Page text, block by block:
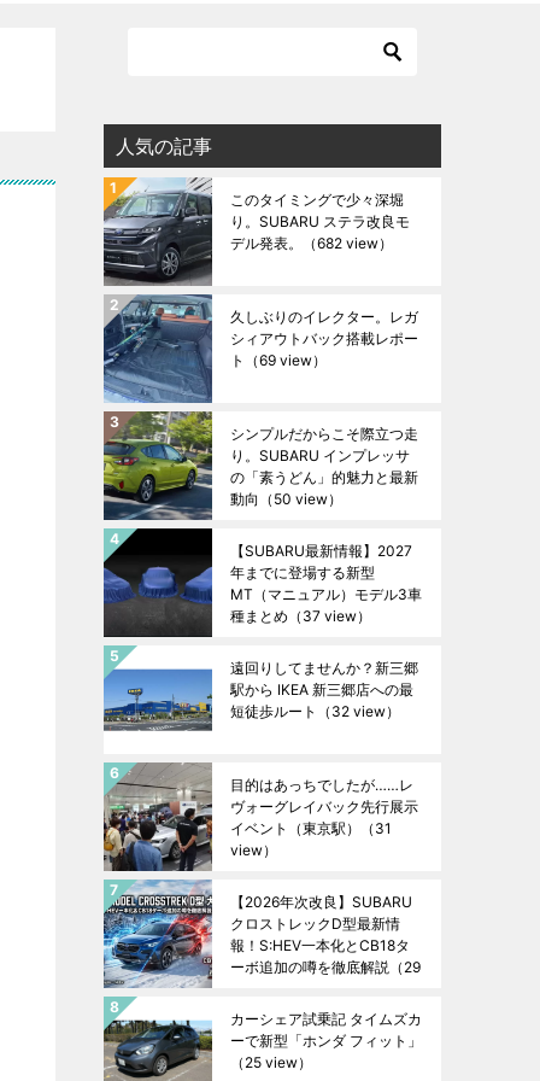
人気の記事
このタイミングで少々深堀
り。SUBARU ステラ改良モ
デル発表。
（682 view）
久しぶりのイレクター。レガ
シィアウトバック搭載レポー
ト
（69 view）
シンプルだからこそ際立つ走
り。SUBARU インプレッサ
の「素うどん」的魅力と最新
動向 （50 view）
【SUBARU最新情報】2027
年までに登場する新型
MT（マニュアル）モデル3車
種まとめ （37 view）
遠回りしてませんか？新三郷
駅から IKEA 新三郷店への最
短徒歩ルート
（32 view）
目的はあっちでしたが……レ
ヴォーグレイバック先行展示
イベント（東京駅）
（31
view）
【2026年次改良】SUBARU
クロストレックD型最新情
報！S:HEV一本化とCB18タ
ーボ追加の噂を徹底解説 （29
カーシェア試乗記 タイムズカ
ーで新型「ホンダ フィット」
（25 view）